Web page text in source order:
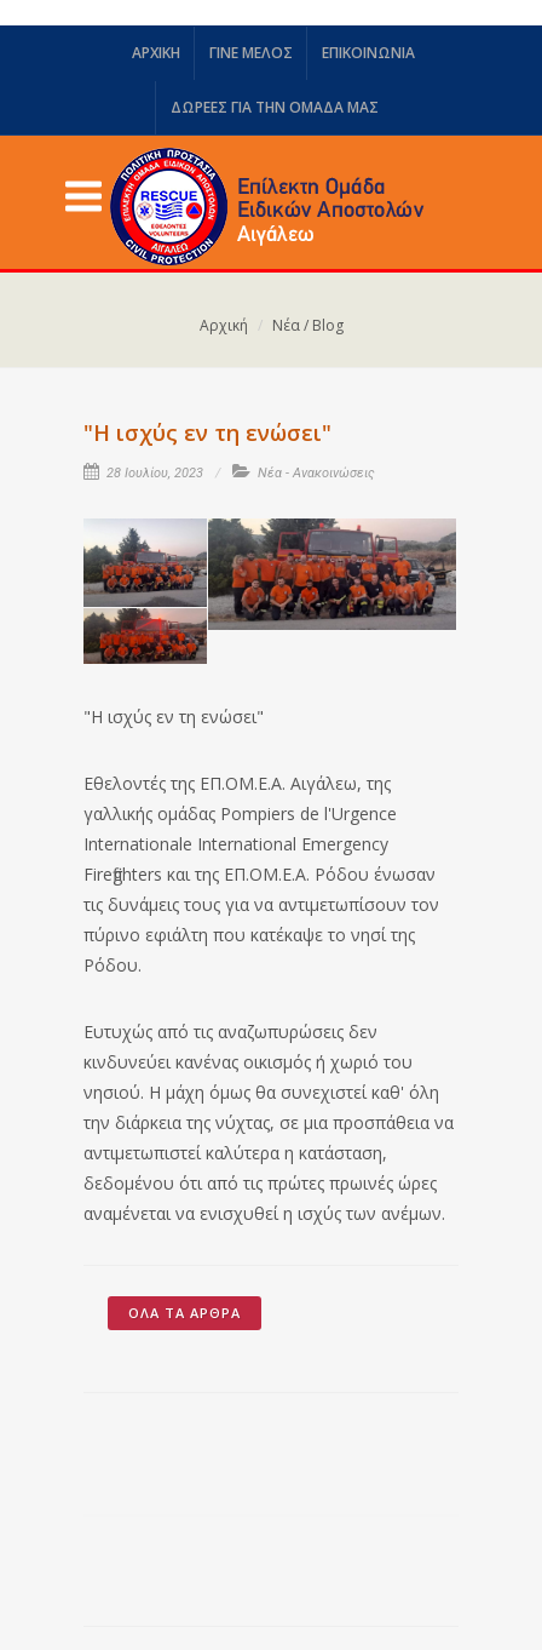
ΑΡΧΙΚΗ ΓΙΝΕ ΜΕΛΟΣ ΕΠΙΚΟΙΝΩΝΙΑ
ΔΩΡΕΈΣ ΓΙΑ ΤΗΝ ΟΜΆΔΑ ΜΑΣ
Αρχική Νέα / Blog
"Η ισχύς εν τη ενώσει"
28 Ιουλίου, 2023 Νέα - Ανακοινώσεις
"Η ισχύς εν τη ενώσει"
Εθελοντές της ΕΠ.ΟΜ.Ε.Α. Αιγάλεω, της
γαλλικής ομάδας Pompiers de l'Urgence
Internationale International Emergency
Firefighters και της ΕΠ.ΟΜ.Ε.Α. Ρόδου ένωσαν
τις δυνάμεις τους για να αντιμετωπίσουν τον
πύρινο εφιάλτη που κατέκαψε το νησί της
Ρόδου.
Ευτυχώς από τις αναζωπυρώσεις δεν
κινδυνεύει κανένας οικισμός ή χωριό του
νησιού. Η μάχη όμως θα συνεχιστεί καθ' όλη
την διάρκεια της νύχτας, σε μια προσπάθεια να
αντιμετωπιστεί καλύτερα η κατάσταση,
δεδομένου ότι από τις πρώτες πρωινές ώρες
αναμένεται να ενισχυθεί η ισχύς των ανέμων.
ΌΛΑ ΤΑ ΆΡΘΡΑ